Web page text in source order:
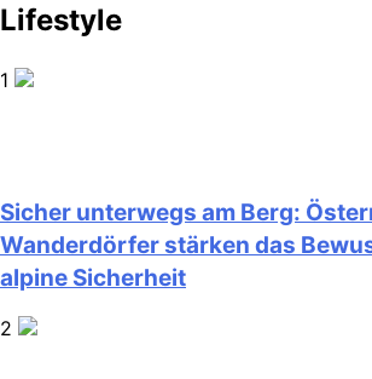
Lifestyle
1
Sicher unterwegs am Berg:
Wanderdörfer stärken das
alpine Sicherheit
2